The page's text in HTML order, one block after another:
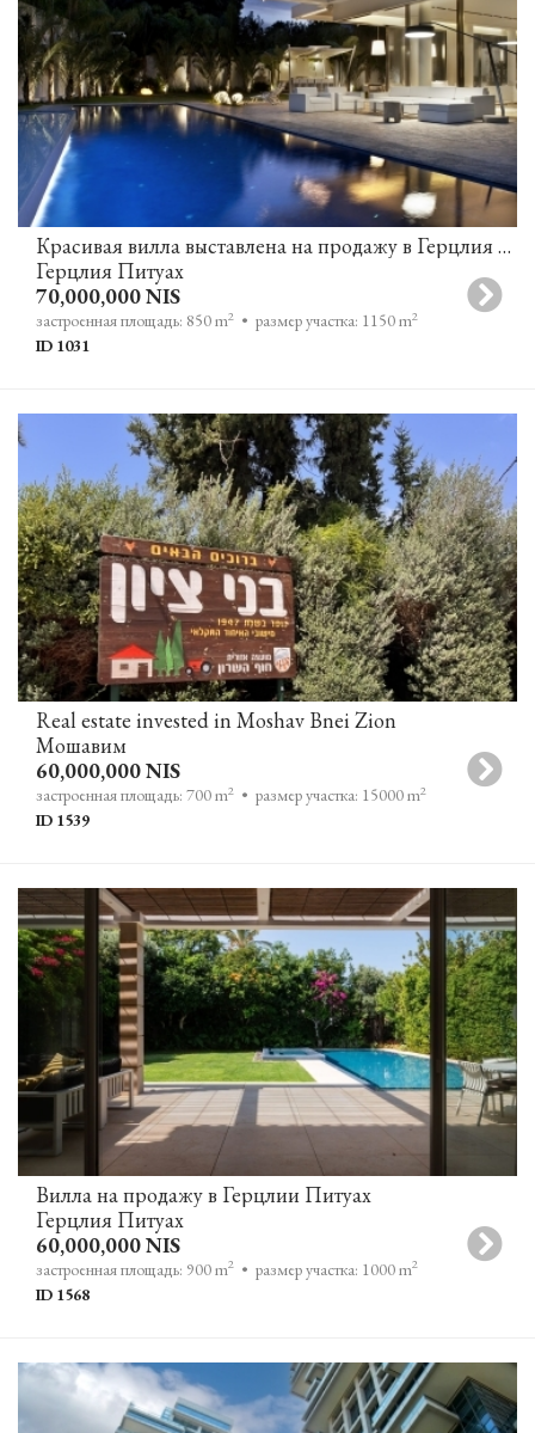
Красивая вилла выставлена на продажу в Герцлия Питуах
Герцлия Питуах
70,000,000 NIS
застроенная площадь: 850 m2 • размер участка: 1150 m2
ID 1031
Real estate invested in Moshav Bnei Zion
Мошавим
60,000,000 NIS
застроенная площадь: 700 m2 • размер участка: 15000 m2
ID 1539
Вилла на продажу в Герцлии Питуах
Герцлия Питуах
60,000,000 NIS
застроенная площадь: 900 m2 • размер участка: 1000 m2
ID 1568